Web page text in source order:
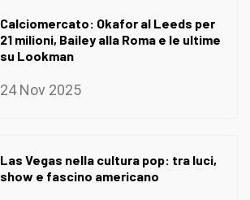
Calciomercato: Okafor al Leeds per
21 milioni, Bailey alla Roma e le ultime
su Lookman
24 Nov 2025
Las Vegas nella cultura pop: tra luci,
show e fascino americano